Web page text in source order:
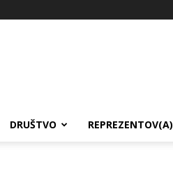
DRUŠTVO REPREZENTOV(A)